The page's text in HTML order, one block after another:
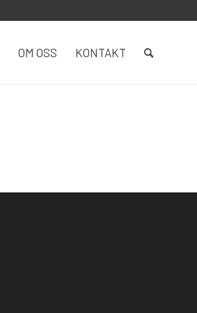
OM OSS KONTAKT